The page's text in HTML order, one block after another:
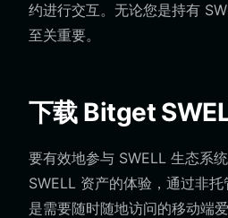
约进行交互。无论您是持有
至关重要。
下载 Bitget
要有效地参与 SWELL 生态系
SWELL 资产的体验，通过非
是需要随时随地访问的移动端